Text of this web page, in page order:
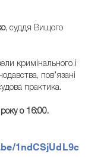
, суддя Вищого
кримінального і
пов’язані
практика.
року о 16:00.
1ndCSjUdL9c